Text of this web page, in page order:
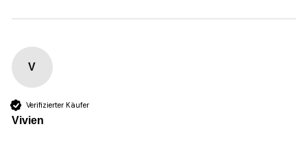
V
Verifizierter Käufer
Vivien